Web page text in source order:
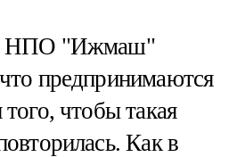
НПО "Ижмаш"
предпринимаются
чтобы такая
Как в